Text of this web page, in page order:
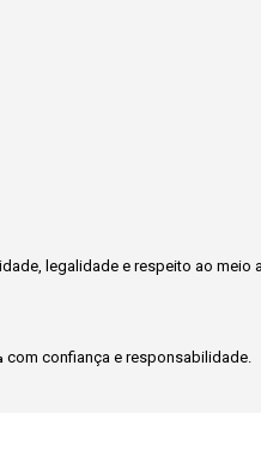
legalidade e respeito ao meio
com confiança e responsabilidade.